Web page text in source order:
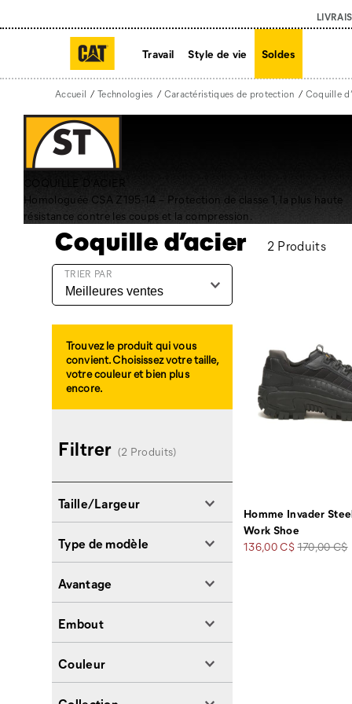
Travail Style de vie Soldes
Accueil Technologies Caractéristiques de protection Coquille
COQUILLE D’ACIER
Homologuée CSA Z195-14 – Protection de classe 1, la plus haute
résistance contre les coups et la compression.
Coquille d’acier 2 Produits
Homme Invader
Work Shoe
Prix
136,00 C$Prix
170,00 C$
TRIER PAR
Trouvez le produit qui vous
convient. Choisissez votre taille,
votre couleur et bien plus
encore.
Filtrer (2 Produits)
Taille/Largeur
Type de modèle
Avantage
Embout
Couleur